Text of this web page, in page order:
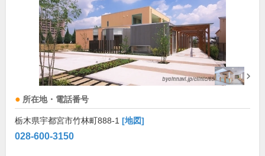
所在地・電話番号
栃木県宇都宮市竹林町888-1 [地図]
028-600-3150